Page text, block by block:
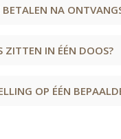
NA
ZITTEN IN ÉÉN DOOS?
OP ÉÉN